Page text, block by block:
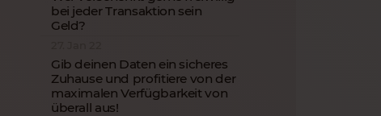
bei jeder Transaktion sein
Geld?
Gib deinen Daten ein sicheres
Zuhause und profitiere von der
maximalen Verfügbarkeit von
überall aus!